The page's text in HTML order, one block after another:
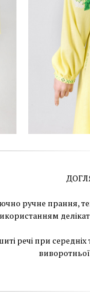
ручне прання,
речі при